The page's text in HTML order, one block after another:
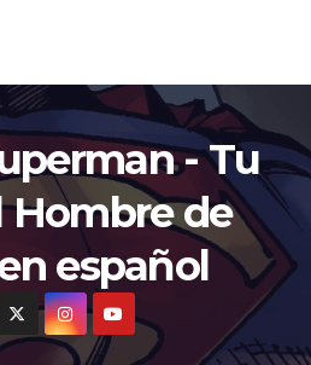
- Tu
Hombre de
español